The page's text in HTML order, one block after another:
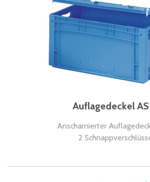
Auflagedeckel
Anscharnierter
2